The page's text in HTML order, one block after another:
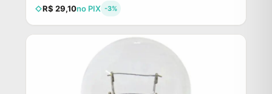
R$ 29,10no PIX -3%